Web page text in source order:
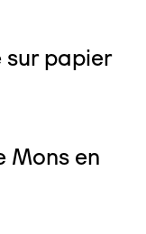
sur papier
Mons en